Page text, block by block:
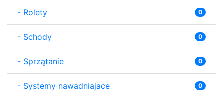
- Rolety 0
- Schody 0
- Sprzątanie 0
- Systemy nawadniajace 0